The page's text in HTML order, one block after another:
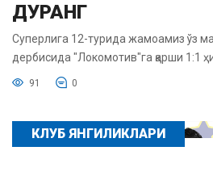
ДУРАНГ
Суперлига 12-турида жамоамиз ўз
дербисида "Локомотив"га қарши 1:1
91 0
КЛУБ ЯНГИЛИКЛАРИ